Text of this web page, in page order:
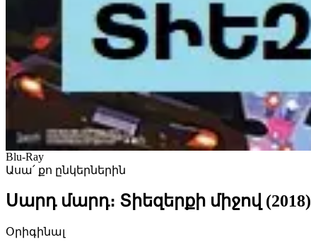
Blu-Ray
Ասա՛ քո ընկերներին
Սարդ մարդ։ Տիեզերքի միջով (2018)
Օրիգինալ